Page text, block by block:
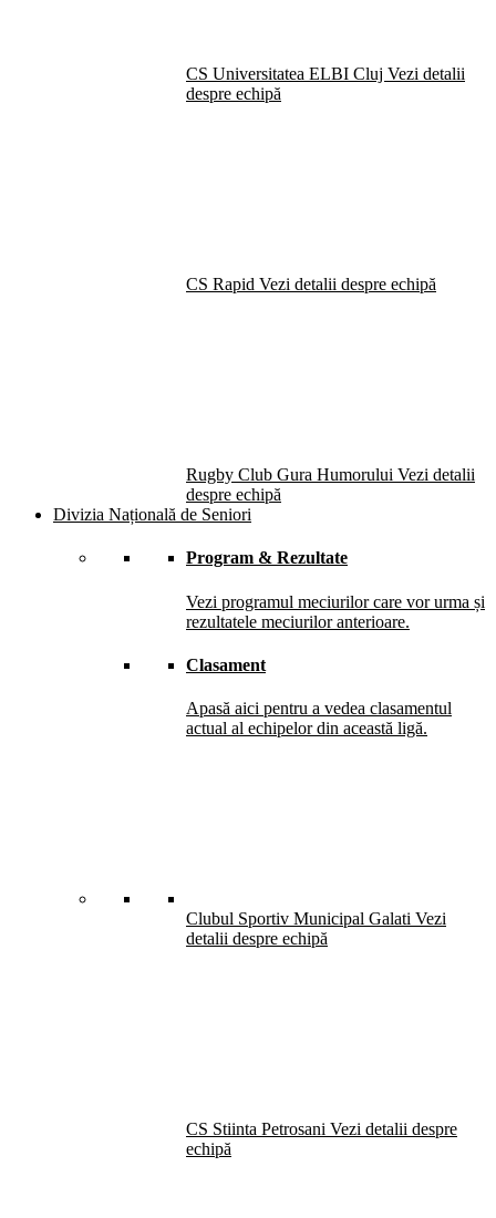
CS Universitatea ELBI Cluj Vezi detalii
despre echipă
CS Rapid Vezi detalii despre echipă
Rugby Club Gura Humorului Vezi detalii
despre echipă
Divizia Națională de Seniori
Program & Rezultate
Vezi programul meciurilor care vor urma și
rezultatele meciurilor anterioare.
Clasament
Apasă aici pentru a vedea clasamentul
actual al echipelor din această ligă.
Clubul Sportiv Municipal Galati Vezi
detalii despre echipă
CS Stiinta Petrosani Vezi detalii despre
echipă